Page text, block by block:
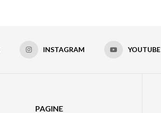
INSTAGRAM YOUTUBE
PAGINE